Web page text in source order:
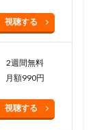
視聴する
2週間無料
月額990円
視聴する